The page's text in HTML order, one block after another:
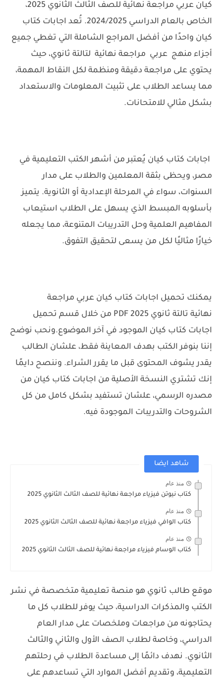
كيان عربي مراجعة نهائية للصف الثالث الثانوي 2025،
الخاص بالعام الدراسي 2024/2025. تُعد اجابات كتاب
كيان واحدًا من أفضل المراجع الشاملة التي تغطي جميع
أجزاء منهج عربي مراجعة نهائية لتالتة ثانوي، حيث
يحتوي على مراجعة دقيقة ومنظمة لكل النقاط المهمة،
مما يساعد الطلاب على تثبيت المعلومات والاستعداد
بشكل مثالي للامتحانات.
اجابات كتاب كيان يُعتبر من أشهر الكتب التعليمية في
مصر، ويحظى بثقة المعلمين والطلاب على مدار
السنوات، سواء في المرحلة الإعدادية أو الثانوية. يتميز
بأسلوبه المبسط الذي يسهل على الطلاب استيعاب
المفاهيم العلمية وحل التدريبات المتنوعة، مما يجعله
خيارًا مثاليًا لكل من يسعى لتحقيق التفوق.
يمكنك تحميل اجابات كتاب كيان عربي مراجعة
نهائية تالتة ثانوي 2025 PDF من خلال قسم تحميل
اجابات كتاب كيان الموجود في آخر الموضوع.ونحب نوضح
إننا بنوفر الكتب بهدف المعاينة فقط، علشان الطالب
يقدر يشوف المحتوى قبل ما يقرر الشراء. وننصح دايمًا
إنك تشتري النسخة الأصلية من اجابات كتاب كيان من
مصدره الرسمي، علشان تستفيد بشكل كامل من كل
الشروحات والتدريبات الموجودة فيه.
شاهد ايضا
منذ عام
كتاب نيوتن فيزياء مراجعة نهائية للصف الثالث الثانوي 2025
منذ عام
كتاب الوافي فيزياء مراجعة نهائية للصف الثالث الثانوي 2025
منذ عام
كتاب الوسام فيزياء مراجعة نهائية للصف الثالث الثانوي 2025
موقع طالب ثانوي هو منصة تعليمية متخصصة في نشر
الكتب والمذكرات الدراسية، حيث يوفر للطلاب كل ما
يحتاجونه من مراجعات وملخصات على مدار العام
الدراسي، وخاصة لطلاب الصف الأول والثاني والثالث
الثانوي. نهدف دائمًا إلى مساعدة الطلاب في رحلتهم
التعليمية، وتقديم أفضل الموارد التي تساعدهم على